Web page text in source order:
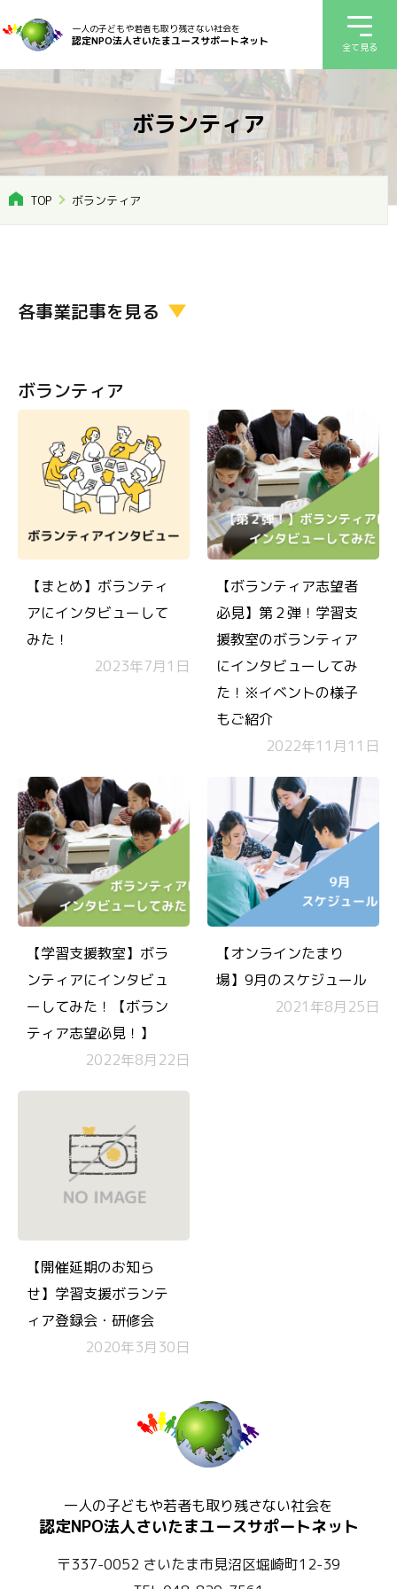
一人の子どもや若者も取り残さない社会を
認定NPO法人さいたまユースサポートネット 全て見る
ボランティア
TOP ボランティア
各事業記事を見る
ボランティア
【まとめ】ボランティ
アにインタビューして
みた！
2023年7月1日
【ボランティア志望者
必見】第２弾！学習支
援教室のボランティア
にインタビューしてみ
た！※イベントの様子
もご紹介
2022年11月11日
【学習支援教室】ボラ
ンティアにインタビュ
ーしてみた！【ボラン
ティア志望必見！】
2022年8月22日
【オンラインたまり
場】9月のスケジュール
2021年8月25日
【開催延期のお知ら
せ】学習支援ボランテ
ィア登録会・研修会
2020年3月30日
一人の子どもや若者も取り残さない社会を
認定NPO法人さいたまユースサポートネット
〒337-0052 さいたま市見沼区堀崎町12-39